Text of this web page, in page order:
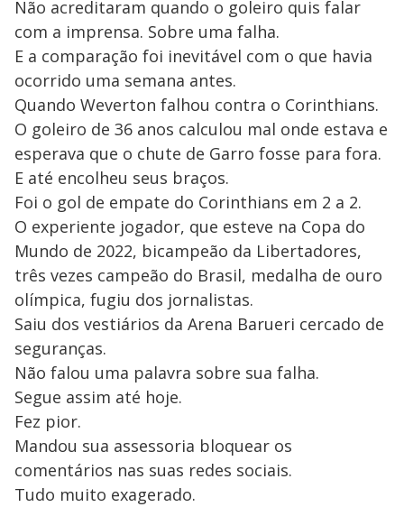
Não acreditaram quando o goleiro quis falar
com a imprensa. Sobre uma falha.
E a comparação foi inevitável com o que havia
ocorrido uma semana antes.
Quando Weverton falhou contra o Corinthians.
O goleiro de 36 anos calculou mal onde estava e
esperava que o chute de Garro fosse para fora.
E até encolheu seus braços.
Foi o gol de empate do Corinthians em 2 a 2.
O experiente jogador, que esteve na Copa do
Mundo de 2022, bicampeão da Libertadores,
três vezes campeão do Brasil, medalha de ouro
olímpica, fugiu dos jornalistas.
Saiu dos vestiários da Arena Barueri cercado de
seguranças.
Não falou uma palavra sobre sua falha.
Segue assim até hoje.
Fez pior.
Mandou sua assessoria bloquear os
comentários nas suas redes sociais.
Tudo muito exagerado.